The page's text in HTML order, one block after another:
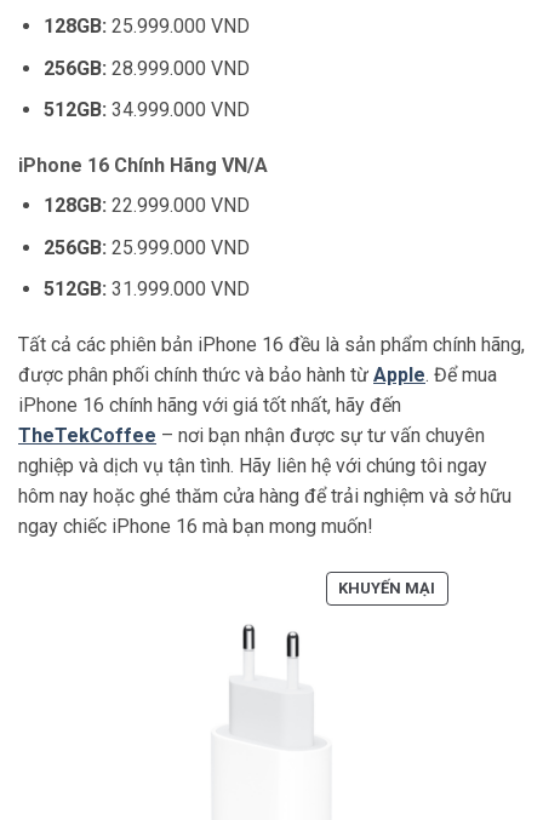
128GB: 25.999.000 VND
256GB: 28.999.000 VND
512GB: 34.999.000 VND
iPhone 16 Chính Hãng VN/A
128GB: 22.999.000 VND
256GB: 25.999.000 VND
512GB: 31.999.000 VND
Tất cả các phiên bản iPhone 16 đều là sản phẩm chính hãng,
được phân phối chính thức và bảo hành từ Apple. Để mua
iPhone 16 chính hãng với giá tốt nhất, hãy đến
TheTekCoffee – nơi bạn nhận được sự tư vấn chuyên
nghiệp và dịch vụ tận tình. Hãy liên hệ với chúng tôi ngay
hôm nay hoặc ghé thăm cửa hàng để trải nghiệm và sở hữu
ngay chiếc iPhone 16 mà bạn mong muốn!
KHUYẾN MẠI
PHẨM